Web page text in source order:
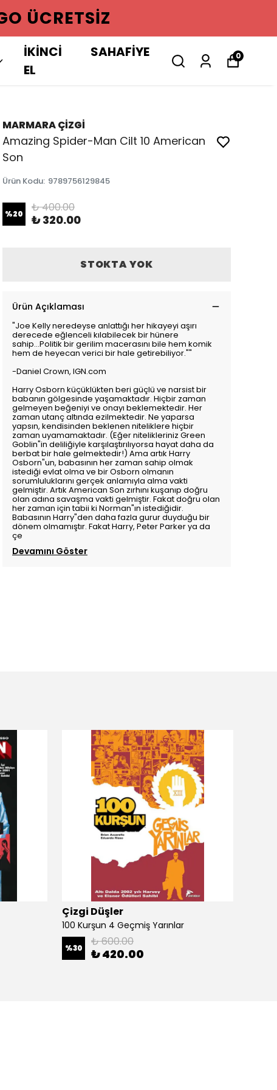
ÜCRETSIZ
İKİNCİ
EL
SAHAFİYE 0
MARMARA ÇİZGİ
Amazing Spider-Man Cilt 10 American
Son
Ürün Kodu: 9789756129845
%20 ₺ 400.00
₺ 320.00
STOKTA YOK
Ürün Açıklaması
"Joe Kelly neredeyse anlattığı her hikayeyi aşırı
derecede eğlenceli kılabilecek bir hünere
sahip...Politik bir gerilim macerasını bile hem komik
hem de heyecan verici bir hale getirebiliyor.""
-Daniel Crown, IGN.com
Harry Osborn küçüklükten beri güçlü ve narsist bir
babanın gölgesinde yaşamaktadır. Hiçbir zaman
gelmeyen beğeniyi ve onayı beklemektedir. Her
zaman utanç altında ezilmektedir. Ne yaparsa
yapsın, kendisinden beklenen niteliklere hiçbir
zaman uyamamaktadır. (Eğer nitelikleriniz Green
Goblin"in deliliğiyle karşılaştırılıyorsa hayat daha da
berbat bir hale gelmektedir!) Ama artık Harry
Osborn"un, babasının her zaman sahip olmak
istediği evlat olma ve bir Osborn olmanın
sorumluluklarını gerçek anlamıyla alma vakti
gelmiştir. Artık American Son zırhını kuşanıp doğru
olan adına savaşma vakti gelmiştir. Fakat doğru olan
her zaman için tabii ki Norman"ın istediğidir.
Babasının Harry"den daha fazla gurur duyduğu bir
dönem olmamıştır. Fakat Harry, Peter Parker ya da
çe
Devamını Göster
Çizgi Düşler
100 Kurşun 4 Geçmiş Yarınlar
%30 ₺ 600.00
₺ 420.00